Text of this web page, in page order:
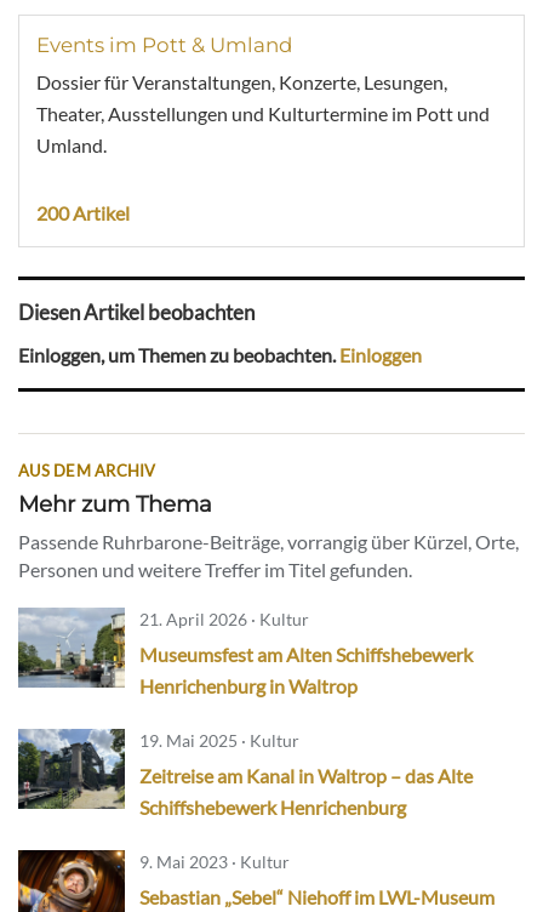
Events im Pott & Umland
Dossier für Veranstaltungen, Konzerte, Lesungen,
Theater, Ausstellungen und Kulturtermine im Pott und
Umland.
200 Artikel
Diesen Artikel beobachten
Einloggen, um Themen zu beobachten.Einloggen
AUS DEM ARCHIV
Mehr zum Thema
Passende Ruhrbarone-Beiträge, vorrangig über Kürzel, Orte,
Personen und weitere Treffer im Titel gefunden.
21. April 2026 · Kultur
Museumsfest am Alten Schiffshebewerk
Henrichenburg in Waltrop
19. Mai 2025 · Kultur
Zeitreise am Kanal in Waltrop – das Alte
Schiffshebewerk Henrichenburg
9. Mai 2023 · Kultur
Sebastian „Sebel“ Niehoff im LWL-Museum